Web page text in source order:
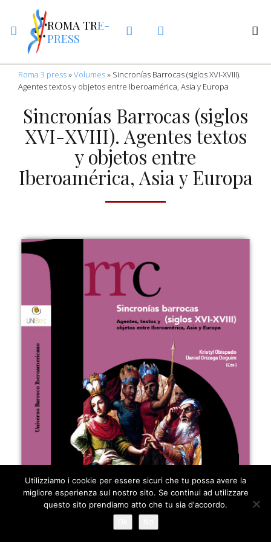
ROMA TRE-
PRESS
Roma 3 press»Volumes» Sincronías Barrocas (siglos XVI-XVIII).
Agentes textos y objetos entre Iberoamérica, Asia y Europa
Sincronías Barrocas (siglos
XVI-XVIII). Agentes textos
y objetos entre
Iberoamérica, Asia y Europa
Utilizziamo i cookie per essere sicuri che tu possa avere la
migliore esperienza sul nostro sito. Se continui ad utilizzare
questo sito prendiamo atto che tu sia d'accordo.